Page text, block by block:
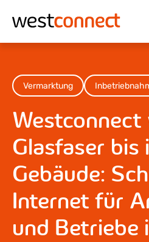
Hauptnavigation
Vermarktung
Glasfaser bis
Gebäude:
Internet für
und Betriebe